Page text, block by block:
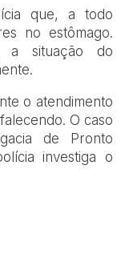
que, a todo
no estômago.
a situação do
o atendimento
O caso
de Pronto
investiga o